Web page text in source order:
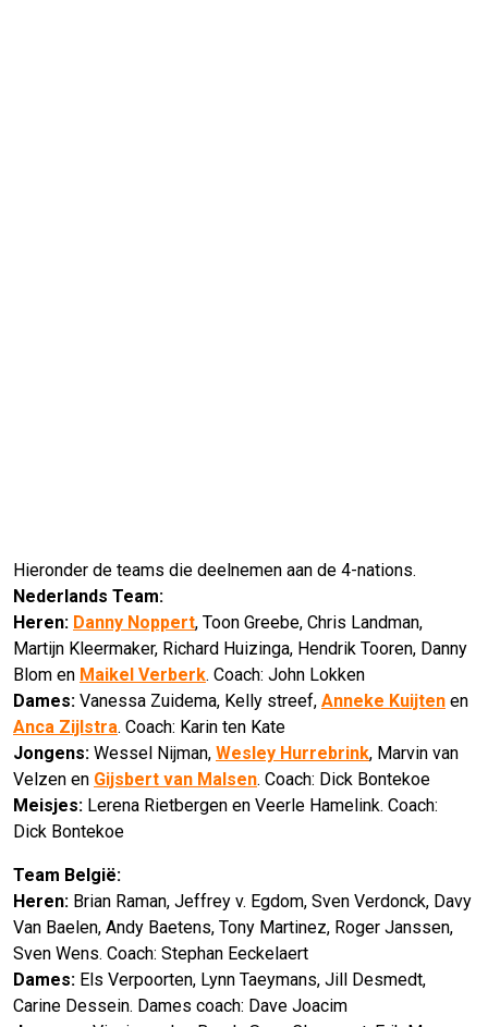
Hieronder de teams die deelnemen aan de 4-nations.
Nederlands Team:
Heren: Danny Noppert, Toon Greebe, Chris Landman,
Martijn Kleermaker, Richard Huizinga, Hendrik Tooren, Danny
Blom en Maikel Verberk. Coach: John Lokken
Dames: Vanessa Zuidema, Kelly streef, Anneke Kuijten en
Anca Zijlstra. Coach: Karin ten Kate
Jongens: Wessel Nijman, Wesley Hurrebrink, Marvin van
Velzen en Gijsbert van Malsen. Coach: Dick Bontekoe
Meisjes: Lerena Rietbergen en Veerle Hamelink. Coach:
Dick Bontekoe
Team België:
Heren: Brian Raman, Jeffrey v. Egdom, Sven Verdonck, Davy
Van Baelen, Andy Baetens, Tony Martinez, Roger Janssen,
Sven Wens. Coach: Stephan Eeckelaert
Dames: Els Verpoorten, Lynn Taeymans, Jill Desmedt,
Carine Dessein. Dames coach: Dave Joacim